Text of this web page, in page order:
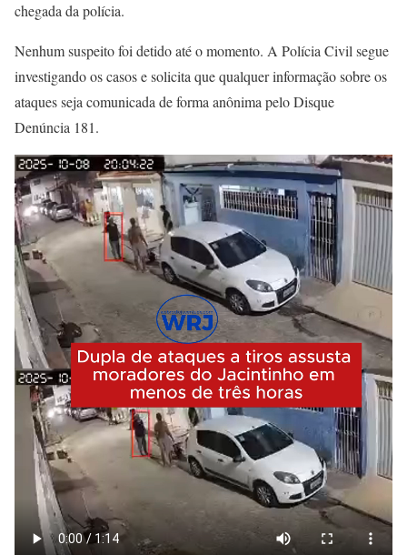
chegada da polícia.
Nenhum suspeito foi detido até o momento. A Polícia Civil segue
investigando os casos e solicita que qualquer informação sobre os
ataques seja comunicada de forma anônima pelo Disque
Denúncia 181.